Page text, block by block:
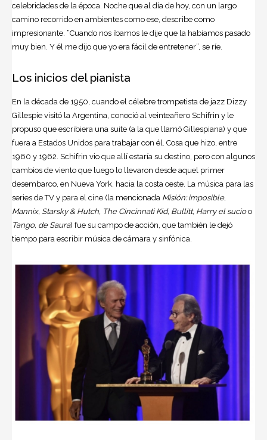
celebridades de la época. Noche que al día de hoy, con un largo
camino recorrido en ambientes como ese, describe como
impresionante. “Cuando nos íbamos le dije que la habíamos pasado
muy bien. Y él me dijo que yo era fácil de entretener”, se ríe.
Los inicios del pianista
En la década de 1950, cuando el célebre trompetista de jazz Dizzy
Gillespie visitó la Argentina, conoció al veinteañero Schifrin y le
propuso que escribiera una suite (a la que llamó Gillespiana) y que
fuera a Estados Unidos para trabajar con él. Cosa que hizo, entre
1960 y 1962. Schifrin vio que allí estaría su destino, pero con algunos
cambios de viento que luego lo llevaron desde aquel primer
desembarco, en Nueva York, hacia la costa oeste. La música para las
series de TV y para el cine (la mencionada Misión: imposible,
Mannix, Starsky & Hutch, The Cincinnati Kid, Bullitt, Harry el sucioo
Tango, de Saura) fue su campo de acción, que también le dejó
tiempo para escribir música de cámara y sinfónica.